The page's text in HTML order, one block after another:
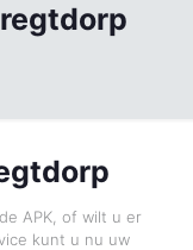
APK, of wilt u er
kunt u nu uw